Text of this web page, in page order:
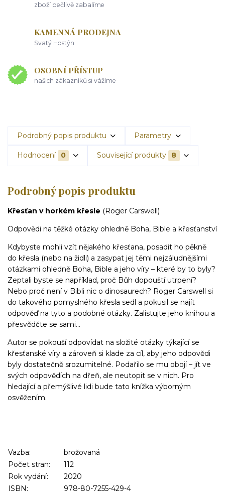
zboží pečlivě zabalíme
KAMENNÁ PRODEJNA
Svatý Hostýn
OSOBNÍ PŘÍSTUP
našich zákazníků si vážíme
Podrobný popis produktu Parametry
Hodnocení 0 Související produkty 8
Podrobný popis produktu
Křesťan v horkém křesle (Roger Carswell)
Odpovědi na těžké otázky ohledně Boha, Bible a křesťanství
Kdybyste mohli vzít nějakého křesťana, posadit ho pěkně
do křesla (nebo na židli) a zasypat jej těmi nejzáludnějšími
otázkami ohledně Boha, Bible a jeho víry – které by to byly?
Zeptali byste se například, proč Bůh dopouští utrpení?
Nebo proč není v Bibli nic o dinosaurech? Roger Carswell si
do takového pomyslného křesla sedl a pokusil se najít
odpověď na tyto a podobné otázky. Zalistujte jeho knihou a
přesvědčte se sami...
Autor se pokouší odpovídat na složité otázky týkající se
křesťanské víry a zároveň si klade za cíl, aby jeho odpovědi
byly dostatečně srozumitelné. Podařilo se mu obojí – jít ve
svých odpovědích na dřeň, ale neutopit se v nich. Pro
hledající a přemýšlivé lidi bude tato knížka výborným
osvěžením.
Vazba:
brožovaná
Počet stran:
112
Rok vydání:
2020
ISBN:
978-80-7255-429-4